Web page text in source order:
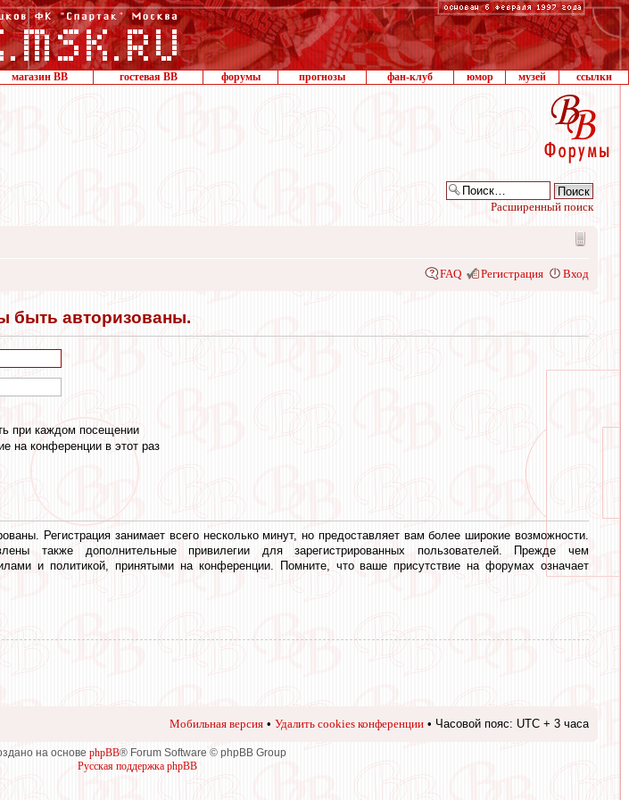
магазин ВВ гостевая ВВ форумы прогнозы фан-клуб юмор музей ссылки
Расширенный поиск
FAQ Регистрация Вход
быть авторизованы.
при каждом посещении
на конференции в этот раз
Регистрация занимает всего несколько минут, но предоставляет вам более широкие возможности.
также дополнительные привилегии для зарегистрированных пользователей. Прежде чем
и политикой, принятыми на конференции. Помните, что ваше присутствие на форумах означает
Мобильная версия • Удалить cookies конференции • Часовой пояс: UTC + 3 часа
на основе phpBB® Forum Software © phpBB Group
Русская поддержка phpBB